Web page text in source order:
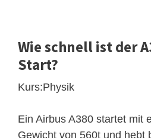
Wie schnell ist der
Start?
Kurs:Physik
Ein Airbus A380 startet mit
Gewicht von 560t und hebt